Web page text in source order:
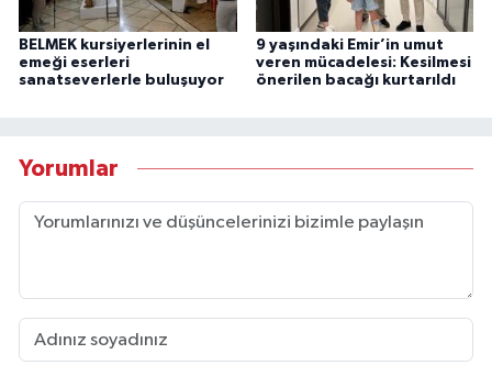
BELMEK kursiyerlerinin el
emeği eserleri
sanatseverlerle buluşuyor
9 yaşındaki Emir’in umut
veren mücadelesi: Kesilmesi
önerilen bacağı kurtarıldı
Yorumlar